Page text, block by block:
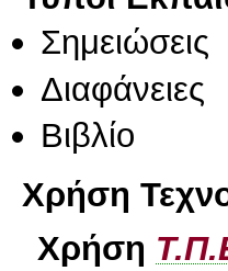
Σημειώσεις
Διαφάνειες
Βιβλίο
Χρήση
Χρήση